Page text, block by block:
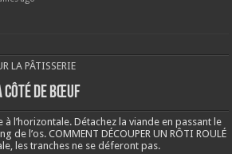
LA PÂTISSERIE
CÔTÉ DE BŒUF
à l’horizontale. Détachez la viande en passant le
de l’os. COMMENT DÉCOUPER UN RÔTI ROULÉ
les tranches ne se déferont pas.